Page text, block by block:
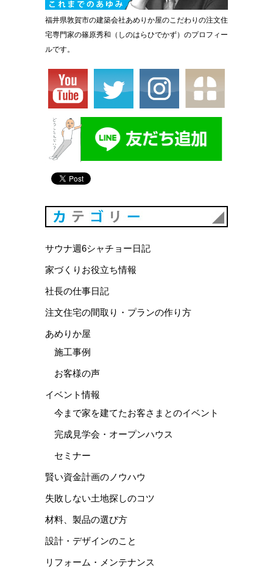
福井県敦賀市の建築会社あめりか屋のこだわりの注文住
宅専門家の篠原秀和（しのはらひでかず）のプロフィー
ルです。
サウナ週6シャチョー日記
家づくりお役立ち情報
社長の仕事日記
注文住宅の間取り・プランの作り方
あめりか屋
施工事例
お客様の声
イベント情報
今まで家を建てたお客さまとのイベント
完成見学会・オープンハウス
セミナー
賢い資金計画のノウハウ
失敗しない土地探しのコツ
材料、製品の選び方
設計・デザインのこと
リフォーム・メンテナンス